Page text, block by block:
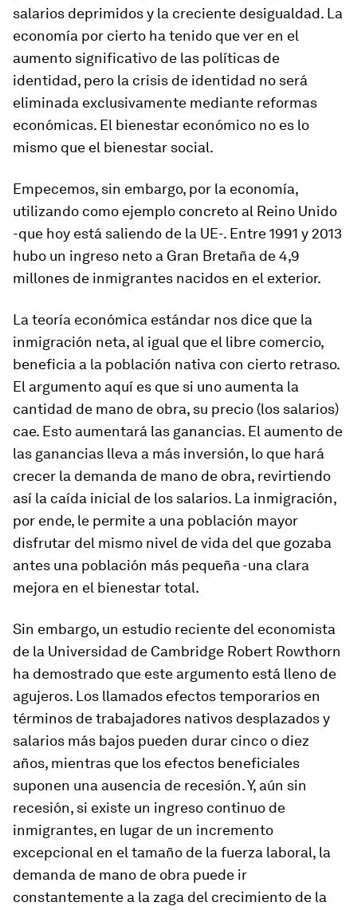
salarios deprimidos y la creciente desigualdad. La
economía por cierto ha tenido que ver en el
aumento significativo de las políticas de
identidad, pero la crisis de identidad no será
eliminada exclusivamente mediante reformas
económicas. El bienestar económico no es lo
mismo que el bienestar social.
Empecemos, sin embargo, por la economía,
utilizando como ejemplo concreto al Reino Unido
-que hoy está saliendo de la UE-. Entre 1991 y 2013
hubo un ingreso neto a Gran Bretaña de 4,9
millones de inmigrantes nacidos en el exterior.
La teoría económica estándar nos dice que la
inmigración neta, al igual que el libre comercio,
beneficia a la población nativa con cierto retraso.
El argumento aquí es que si uno aumenta la
cantidad de mano de obra, su precio (los salarios)
cae. Esto aumentará las ganancias. El aumento de
las ganancias lleva a más inversión, lo que hará
crecer la demanda de mano de obra, revirtiendo
así la caída inicial de los salarios. La inmigración,
por ende, le permite a una población mayor
disfrutar del mismo nivel de vida del que gozaba
antes una población más pequeña -una clara
mejora en el bienestar total.
Sin embargo, un estudio reciente del economista
de la Universidad de Cambridge Robert Rowthorn
ha demostrado que este argumento está lleno de
agujeros. Los llamados efectos temporarios en
términos de trabajadores nativos desplazados y
salarios más bajos pueden durar cinco o diez
años, mientras que los efectos beneficiales
suponen una ausencia de recesión. Y, aún sin
recesión, si existe un ingreso continuo de
inmigrantes, en lugar de un incremento
excepcional en el tamaño de la fuerza laboral, la
demanda de mano de obra puede ir
constantemente a la zaga del crecimiento de la